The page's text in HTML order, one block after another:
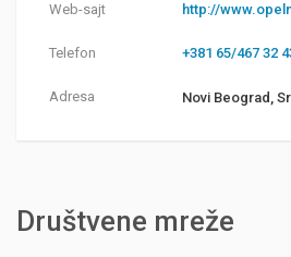
Web-sajt http://
Telefon +381 65/467 32
Adresa Novi Beograd,
Društvene mreže